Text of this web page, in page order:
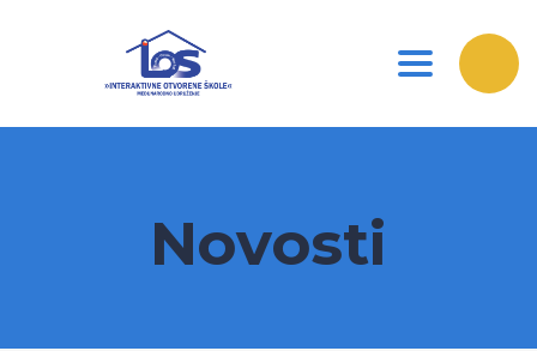
Toggle
Novosti